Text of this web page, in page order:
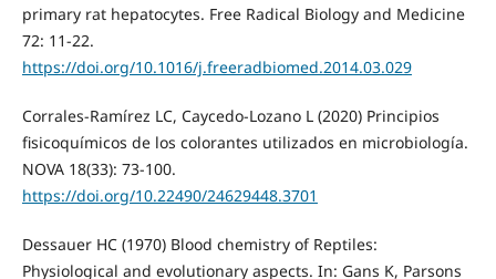
primary rat hepatocytes. Free Radical Biology and Medicine
72: 11-22.
https://doi.org/10.1016/j.freeradbiomed.2014.03.029
Corrales-Ramírez LC, Caycedo-Lozano L (2020) Principios
fisicoquímicos de los colorantes utilizados en microbiología.
NOVA 18(33): 73-100.
https://doi.org/10.22490/24629448.3701
Dessauer HC (1970) Blood chemistry of Reptiles:
Physiological and evolutionary aspects. In: Gans K, Parsons